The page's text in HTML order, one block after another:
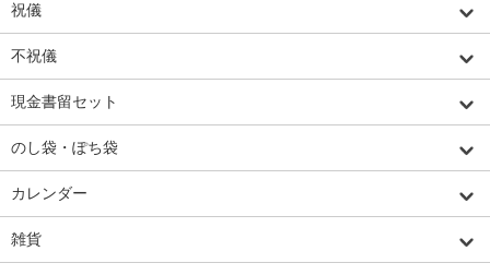
祝儀
不祝儀
現金書留セット
のし袋・ぽち袋
カレンダー
雑貨